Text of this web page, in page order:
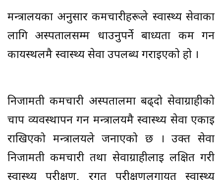
मन्त्रालयका अनुसार कर्मचारीहरूले स्वास्थ्य सेवाका
लागि अस्पतालसम्म धाउनुपर्ने बाध्यता कम गर्न
कार्यस्थलमै स्वास्थ्य सेवा उपलब्ध गराइएको हो ।
निजामती कर्मचारी अस्पतालमा बढ्दो सेवाग्राहीको
चाप व्यवस्थापन गर्न मन्त्रालयमै स्वास्थ्य सेवा एकाइ
राखिएको मन्त्रालयले जनाएको छ । उक्त सेवा
निजामती कर्मचारी तथा सेवाग्राहीलाई लक्षित गरी